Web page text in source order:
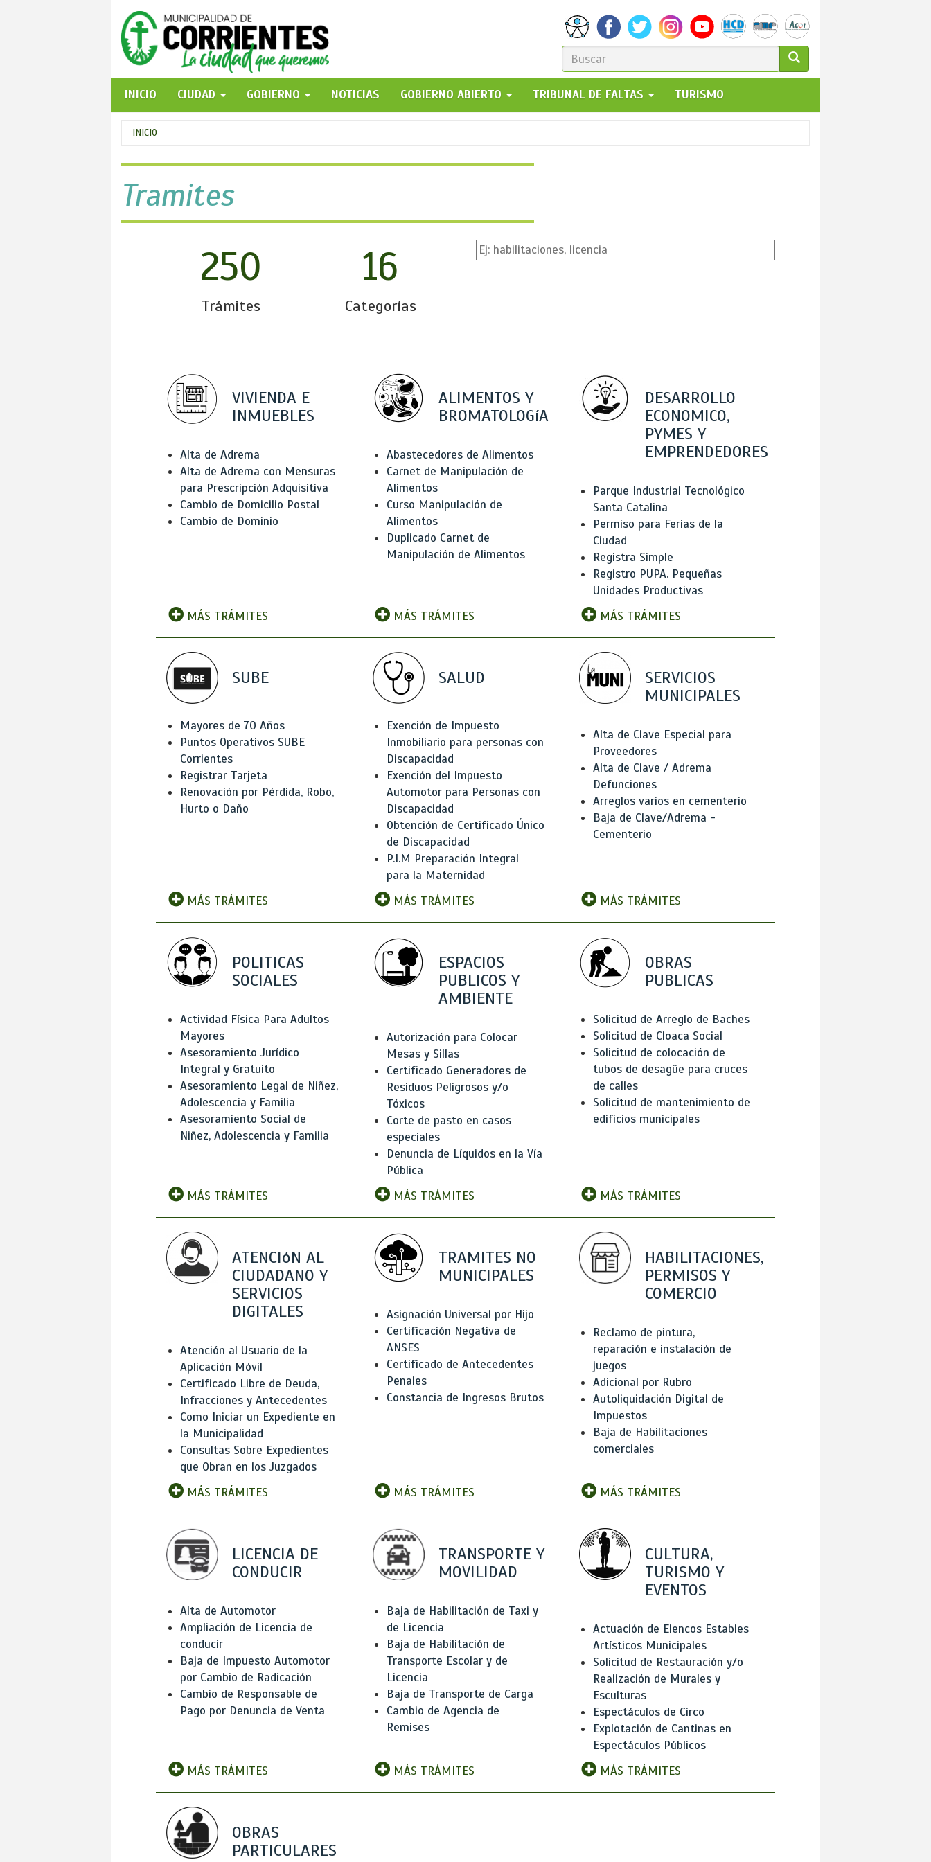
FORMULARIO
DE
BÚSQUEDA
GO!
INICIO
CIUDAD GOBIERNO NOTICIAS GOBIERNO ABIERTO TRIBUNAL DE FALTAS TURISMO
Se
encuentra
usted
aquí
INICIO
Tramites
250
Trámites
16
Categorías
VIVIENDA E
INMUEBLES
Alta de Adrema
Alta de Adrema con Mensuras
para Prescripción Adquisitiva
Cambio de Domicilio Postal
Cambio de Dominio
MÁS TRÁMITES
ALIMENTOS Y
BROMATOLOGíA
Abastecedores de Alimentos
Carnet de Manipulación de
Alimentos
Curso Manipulación de
Alimentos
Duplicado Carnet de
Manipulación de Alimentos
MÁS TRÁMITES
DESARROLLO
ECONOMICO,
PYMES Y
EMPRENDEDORES
Parque Industrial Tecnológico
Santa Catalina
Permiso para Ferias de la
Ciudad
Registra Simple
Registro PUPA. Pequeñas
Unidades Productivas
MÁS TRÁMITES
SUBE
Mayores de 70 Años
Puntos Operativos SUBE
Corrientes
Registrar Tarjeta
Renovación por Pérdida, Robo,
Hurto o Daño
MÁS TRÁMITES
SALUD
Exención de Impuesto
Inmobiliario para personas con
Discapacidad
Exención del Impuesto
Automotor para Personas con
Discapacidad
Obtención de Certificado Único
de Discapacidad
P.I.M Preparación Integral
para la Maternidad
MÁS TRÁMITES
SERVICIOS
MUNICIPALES
Alta de Clave Especial para
Proveedores
Alta de Clave / Adrema
Defunciones
Arreglos varios en cementerio
Baja de Clave/Adrema -
Cementerio
MÁS TRÁMITES
POLITICAS
SOCIALES
Actividad Física Para Adultos
Mayores
Asesoramiento Jurídico
Integral y Gratuito
Asesoramiento Legal de Niñez,
Adolescencia y Familia
Asesoramiento Social de
Niñez, Adolescencia y Familia
MÁS TRÁMITES
ESPACIOS
PUBLICOS Y
AMBIENTE
Autorización para Colocar
Mesas y Sillas
Certificado Generadores de
Residuos Peligrosos y/o
Tóxicos
Corte de pasto en casos
especiales
Denuncia de Líquidos en la Vía
Pública
MÁS TRÁMITES
OBRAS
PUBLICAS
Solicitud de Arreglo de Baches
Solicitud de Cloaca Social
Solicitud de colocación de
tubos de desagüe para cruces
de calles
Solicitud de mantenimiento de
edificios municipales
MÁS TRÁMITES
ATENCIóN AL
CIUDADANO Y
SERVICIOS
DIGITALES
Atención al Usuario de la
Aplicación Móvil
Certificado Libre de Deuda,
Infracciones y Antecedentes
Como Iniciar un Expediente en
la Municipalidad
Consultas Sobre Expedientes
que Obran en los Juzgados
MÁS TRÁMITES
TRAMITES NO
MUNICIPALES
Asignación Universal por Hijo
Certificación Negativa de
ANSES
Certificado de Antecedentes
Penales
Constancia de Ingresos Brutos
MÁS TRÁMITES
HABILITACIONES,
PERMISOS Y
COMERCIO
Reclamo de pintura,
reparación e instalación de
juegos
Adicional por Rubro
Autoliquidación Digital de
Impuestos
Baja de Habilitaciones
comerciales
MÁS TRÁMITES
LICENCIA DE
CONDUCIR
Alta de Automotor
Ampliación de Licencia de
conducir
Baja de Impuesto Automotor
por Cambio de Radicación
Cambio de Responsable de
Pago por Denuncia de Venta
MÁS TRÁMITES
TRANSPORTE Y
MOVILIDAD
Baja de Habilitación de Taxi y
de Licencia
Baja de Habilitación de
Transporte Escolar y de
Licencia
Baja de Transporte de Carga
Cambio de Agencia de
Remises
MÁS TRÁMITES
CULTURA,
TURISMO Y
EVENTOS
Actuación de Elencos Estables
Artísticos Municipales
Solicitud de Restauración y/o
Realización de Murales y
Esculturas
Espectáculos de Circo
Explotación de Cantinas en
Espectáculos Públicos
MÁS TRÁMITES
OBRAS
PARTICULARES